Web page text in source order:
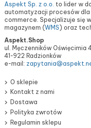
Aspekt Sp. z o.o. to lider w
automatyzacji procesów dla
commerce. Specjalizuje się
magazynem (WMS) oraz
Aspekt.Shop
ul. Męczenników Oświęcimia
41-922 Radzionków
e-mail:
O sklepie
Kontakt z nami
Dostawa
Polityka zwrotów
Regulamin sklepu